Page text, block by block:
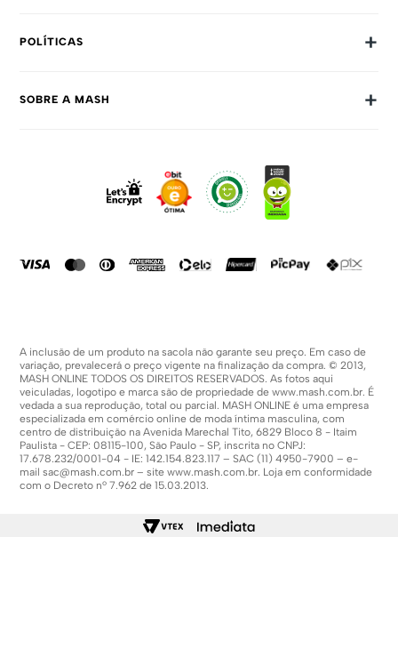
POLÍTICAS +
Prazos E Entregas
Formas De Pagamento
SOBRE A MASH +
A inclusão de um produto na sacola não garante seu preço. Em caso de
variação, prevalecerá o preço vigente na finalização da compra. © 2013,
MASH ONLINE TODOS OS DIREITOS RESERVADOS. As fotos aqui
veiculadas, logotipo e marca são de propriedade dewww.mash.com.br. É
vedada a sua reprodução, total ou parcial. MASH ONLINE é uma empresa
especializada em comércio online de moda íntima masculina, com
centro de distribuição na Avenida Marechal Tito, 6829 Bloco 8 - Itaim
Paulista - CEP: 08115-100, São Paulo - SP, inscrita no CNPJ:
17.678.232/0001-04 - IE: 142.154.823.117 – SAC (11) 4950-7900 – e-
mailsac@mash.com.br – sitewww.mash.com.br. Loja em conformidade
com o Decreto nº 7.962 de 15.03.2013.